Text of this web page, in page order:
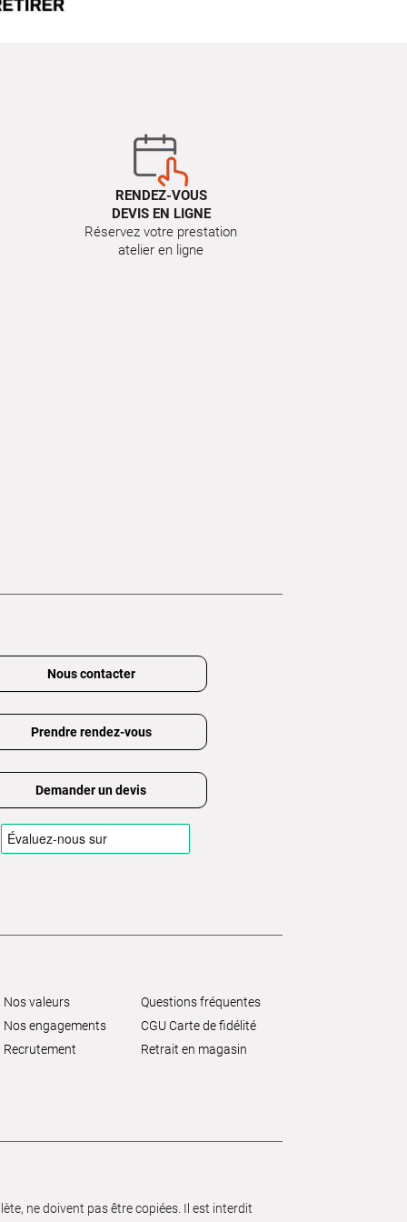
RENDEZ-VOUS
DEVIS EN LIGNE
Réservez votre prestation
atelier en ligne
Nous contacter
Prendre rendez-vous
Demander un devis
Nos valeurs
Nos engagements
Recrutement
Questions fréquentes
CGU Carte de fidélité
Retrait en magasin
ne doivent pas être copiées. Il est interdit